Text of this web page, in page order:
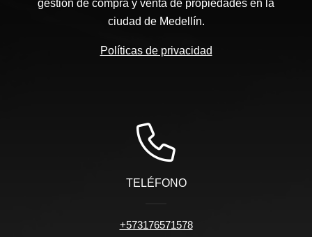
gestión de compra y venta de propiedades en la
ciudad de Medellín.
Políticas de privacidad
TELÉFONO
+573176571578